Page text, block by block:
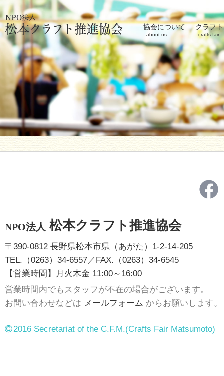
協会について
about us
クラフ
crafts fair
NPO法人 松本クラフト推進協会
〒390-0812 長野県松本市県（あがた）1-2-14-205
TEL.（0263）34-6557／FAX.（0263）34-6545
【営業時間】月火木金 11:00～16:00
営業時間内でもスタッフが不在の場合がございます。
お問い合わせなどは メールフォーム からお願いします。
2016 Secretariat of the C.F.M.(Crafts Fair Matsumoto)